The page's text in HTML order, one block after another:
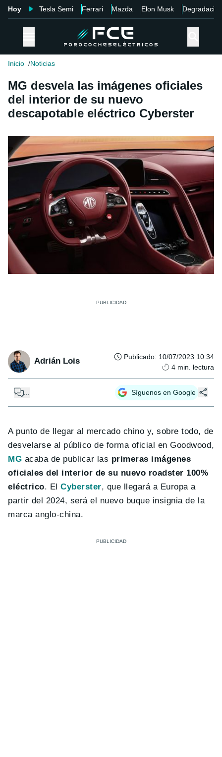
Hoy Tesla Semi Ferrari Mazda Elon Musk Degradación
Inicio Noticias
MG desvela las imágenes oficiales
del interior de su nuevo
descapotable eléctrico Cyberster
Adrián Lois Publicado: 10/07/2023 10:34
4 min. lectura
Síguenos en Google
A punto de llegar al mercado chino y, sobre todo, de
desvelarse al público de forma oficial en Goodwood,
MG acaba de publicar las primeras imágenes
oficiales del interior de su nuevo roadster 100%
eléctrico. ElCyberster, que llegará a Europa a
partir del 2024, será el nuevo buque insignia de la
marca anglo-china.